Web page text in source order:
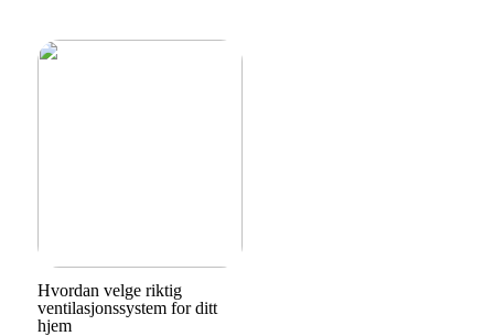
Hvordan velge riktig
ventilasjonssystem for ditt
hjem